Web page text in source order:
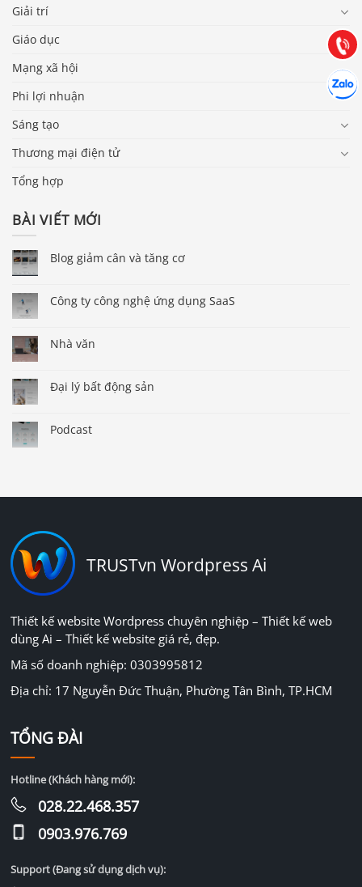
Giải trí
Giáo dục
Mạng xã hội
Phi lợi nhuận
Sáng tạo
Thương mại điện tử
Tổng hợp
BÀI VIẾT MỚI
Blog giảm cân và tăng cơ
Công ty công nghệ ứng dụng SaaS
Nhà văn
Đại lý bất động sản
Podcast
TRUSTvn Wordpress Ai
Thiết kế website Wordpress chuyên nghiệp – Thiết kế web
dùng Ai – Thiết kế website giá rẻ, đẹp.
Mã số doanh nghiệp: 0303995812
Địa chỉ: 17 Nguyễn Đức Thuận, Phường Tân Bình, TP.HCM
TỔNG ĐÀI
Hotline (Khách hàng mới):
028.22.468.357
0903.976.769
Support (Đang sử dụng dịch vụ):
Gọi
Hướng dẫn & Hỗ trợ:
(028) 22.166.144
Chát